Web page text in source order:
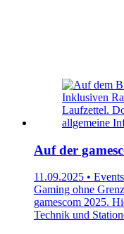
Auf der
11.09.2025 • Events
Gaming ohne
gamescom 2025.
Technik und